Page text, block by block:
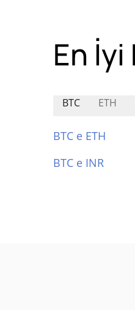
En
BTC ETH
BTC e ETH
BTC e INR